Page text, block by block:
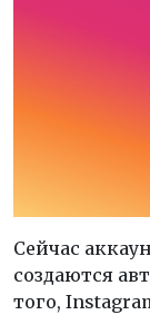
Сейчас
создаются
того,